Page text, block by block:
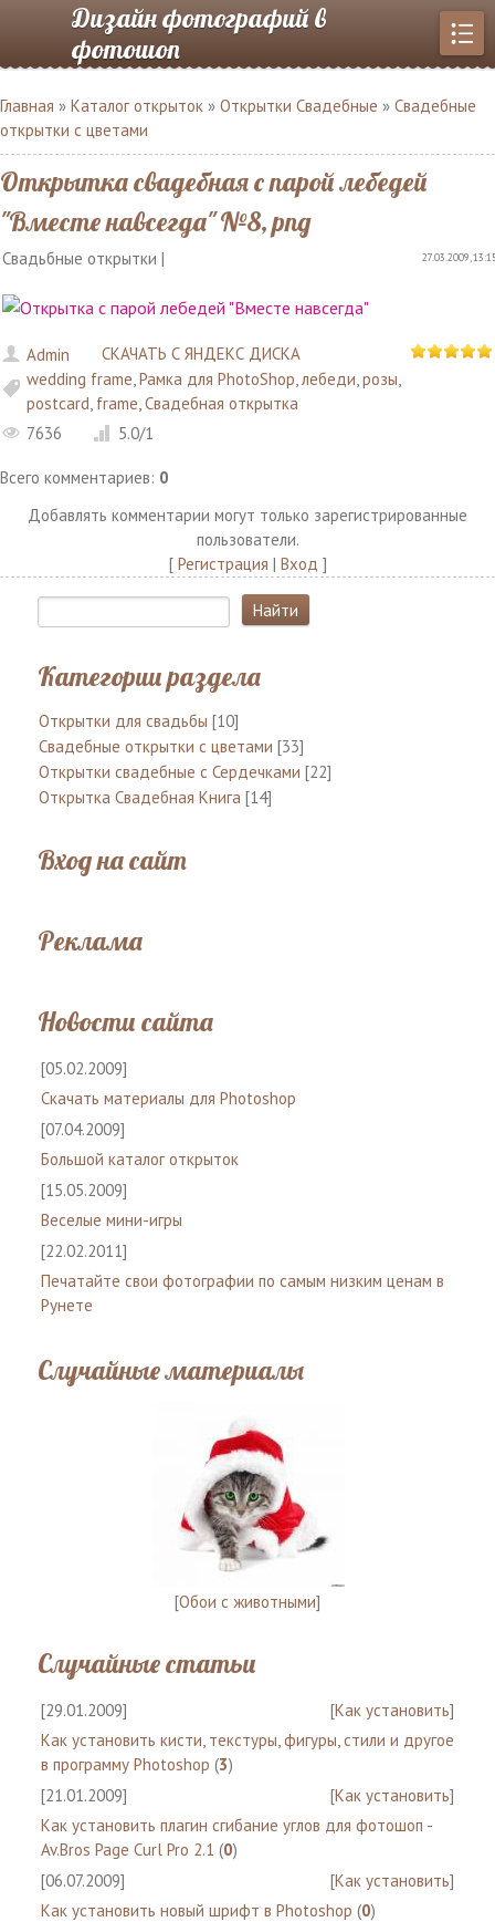
Дизайн фотографий в
фотошоп
Главная » Каталог открыток » Открытки Свадебные » Свадебные
открытки с цветами
Открытка свадебная с парой лебедей
"Вместе навсегда" №8, png
Свадьбные открытки | 27.03.2009,
Admin
СКАЧАТЬ С ЯНДЕКС ДИСКА
wedding frame,Рамка для PhotoShop,лебеди,розы,
postcard, frame,Свадебная открытка
7636
5.0/1
Всего комментариев: 0
Добавлять комментарии могут только зарегистрированные
пользователи.
[ Регистрация | Вход ]
Категории раздела
Открытки для свадьбы [10]
Свадебные открытки с цветами [33]
Открытки свадебные с Сердечками [22]
Открытка Свадебная Книга [14]
Вход на сайт
Реклама
Новости сайта
[05.02.2009]
Скачать материалы для Photoshop
[07.04.2009]
Большой каталог открыток
[15.05.2009]
Веселые мини-игры
[22.02.2011]
Печатайте свои фотографии по самым низким ценам в
Рунете
Случайные материалы
[Обои с животными]
Случайные статьи
[29.01.2009] [Как установить]
Как установить кисти, текстуры, фигуры, стили и другое
в программу Photoshop (3)
[21.01.2009]
[Как установить]
Как установить плагин сгибание углов для фотошоп -
Av.Bros Page Curl Pro 2.1 (0)
[06.07.2009]
[Как установить]
Как установить новый шрифт в Photoshop (0)